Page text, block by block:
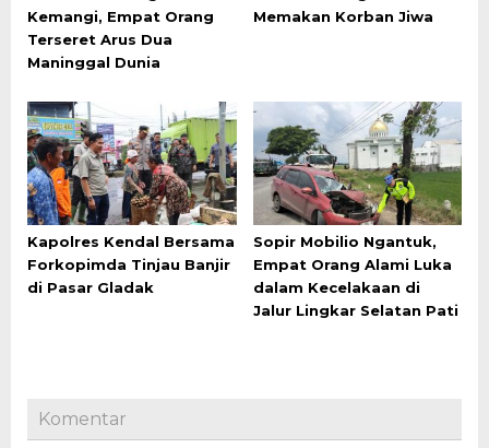
Kemangi, Empat Orang
Terseret Arus Dua
Maninggal Dunia
Memakan Korban Jiwa
Kapolres Kendal Bersama
Forkopimda Tinjau Banjir
di Pasar Gladak
Sopir Mobilio Ngantuk,
Empat Orang Alami Luka
dalam Kecelakaan di
Jalur Lingkar Selatan Pati
Komentar